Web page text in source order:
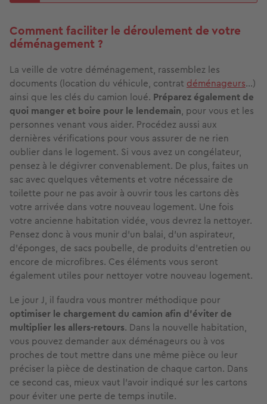
Comment faciliter le déroulement de votre
déménagement ?
La veille de votre déménagement, rassemblez les
documents (location du véhicule, contrat déménageurs…)
ainsi que les clés du camion loué. Préparez également de
quoi manger et boire pour le lendemain, pour vous et les
personnes venant vous aider. Procédez aussi aux
dernières vérifications pour vous assurer de ne rien
oublier dans le logement. Si vous avez un congélateur,
pensez à le dégivrer convenablement. De plus, faites un
sac avec quelques vêtements et votre nécessaire de
toilette pour ne pas avoir à ouvrir tous les cartons dès
votre arrivée dans votre nouveau logement. Une fois
votre ancienne habitation vidée, vous devrez la nettoyer.
Pensez donc à vous munir d’un balai, d’un aspirateur,
d’éponges, de sacs poubelle, de produits d’entretien ou
encore de microfibres. Ces éléments vous seront
également utiles pour nettoyer votre nouveau logement.
Le jour J, il faudra vous montrer méthodique pour
optimiser le chargement du camion afin d’éviter de
multiplier les allers-retours. Dans la nouvelle habitation,
vous pouvez demander aux déménageurs ou à vos
proches de tout mettre dans une même pièce ou leur
préciser la pièce de destination de chaque carton. Dans
ce second cas, mieux vaut l’avoir indiqué sur les cartons
pour éviter une perte de temps inutile.